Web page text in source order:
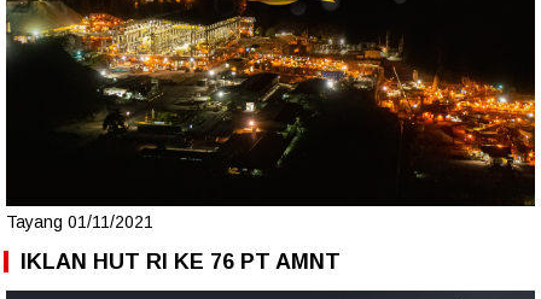
Tayang 01/11/2021
IKLAN HUT RI KE 76 PT AMNT